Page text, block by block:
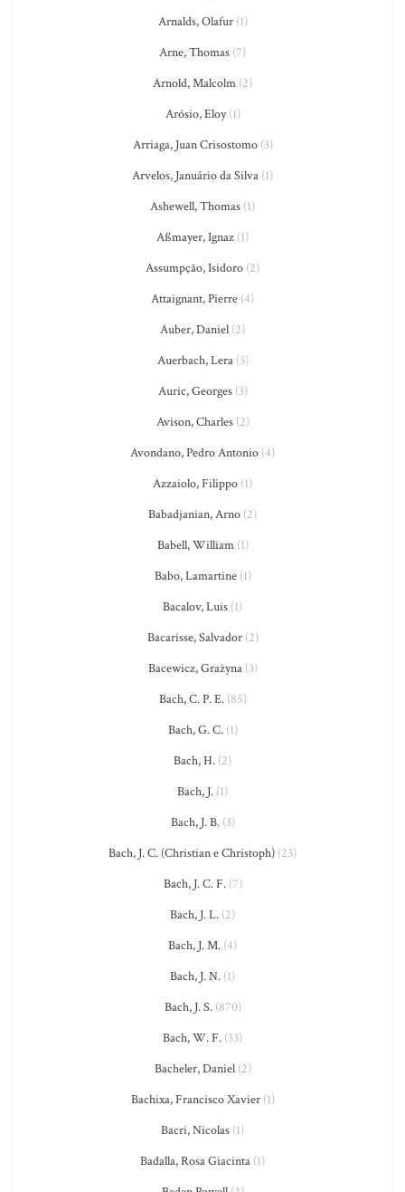
Arnalds, Olafur(1)
Arne, Thomas (7)
Arnold, Malcolm (2)
Arósio, Eloy(1)
Arriaga, Juan Crisostomo(3)
Arvelos, Januário da Silva (1)
Ashewell, Thomas (1)
Aßmayer, Ignaz (1)
Assumpção, Isidoro (2)
Attaignant, Pierre (4)
Auber, Daniel (2)
Auerbach, Lera(3)
Auric, Georges(3)
Avison, Charles(2)
Avondano, Pedro Antonio (4)
Azzaiolo, Filippo (1)
Babadjanian, Arno (2)
Babell, William(1)
Babo, Lamartine(1)
Bacalov, Luis (1)
Bacarisse, Salvador(2)
Bacewicz, Grażyna(3)
Bach, C. P. E.(85)
Bach, G. C.(1)
Bach, H. (2)
Bach, J. (1)
Bach, J. B.(3)
Bach, J. C. (Christian e Christoph) (23)
Bach, J. C. F.(7)
Bach, J. L. (2)
Bach, J. M. (4)
Bach, J. N. (1)
Bach, J. S.(870)
Bach, W. F. (33)
Bacheler, Daniel(2)
Bachixa, Francisco Xavier(1)
Bacri, Nicolas (1)
Badalla, Rosa Giacinta (1)